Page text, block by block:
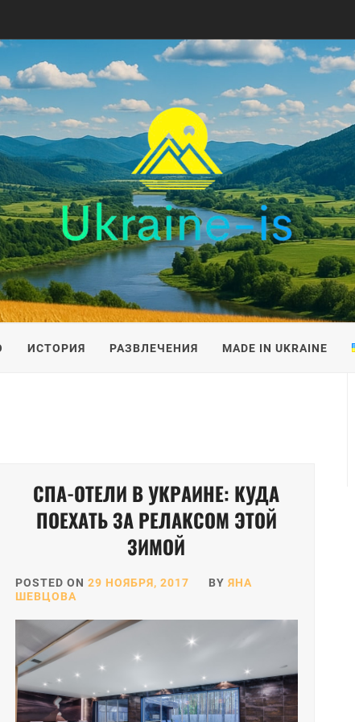
ИСТОРИЯ РАЗВЛЕЧЕНИЯ MADE IN UKRAINE
СПА-ОТЕЛИ В УКРАИНЕ: КУДА
ПОЕХАТЬ ЗА РЕЛАКСОМ ЭТОЙ
ЗИМОЙ
POSTED ON 29 НОЯБРЯ, 2017 BY ЯНА
ШЕВЦОВА